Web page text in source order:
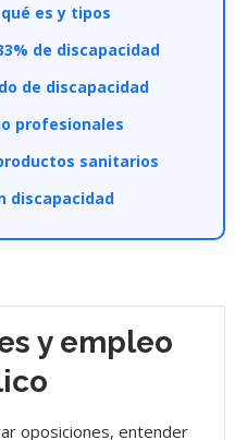
es y tipos
de discapacidad
de discapacidad
profesionales
sanitarios
discapacidad
y empleo
oposiciones, entender